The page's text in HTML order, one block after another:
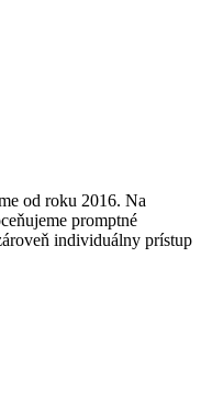
od roku 2016. Na
promptné
individuálny prístup